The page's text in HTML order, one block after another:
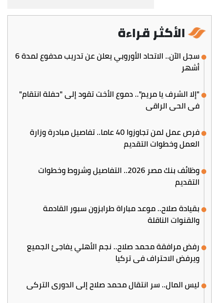
الأكثر قراءة
سجل الآن.. الاتحاد الأوروبي يعلن عن تدريب مدفوع لمدة 6
أشهر
"إلا الشرف يا مريم".. دموع الأخت تقود إلى "حفلة انتقام"
في الحي الراقي
فرص عمل لمن تجاوزوا 40 عاما.. تفاصيل مبادرة وزارة
العمل وخطوات التقديم
وظائف بنك مصر 2026.. التفاصيل وشروط وخطوات
التقديم
بقيادة صلاح.. موعد مباراة طرابزون سبور القادمة
والقنوات الناقلة
رفض مرافقة محمد صلاح.. نجم الأهلي يفاجئ الجميع
ويرفض الاحتراف في تركيا
ليس المال.. سر انتقال محمد صلاح إلى الدوري التركي